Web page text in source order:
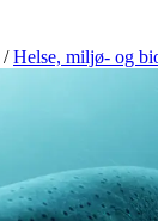
/ Helse, miljø- og